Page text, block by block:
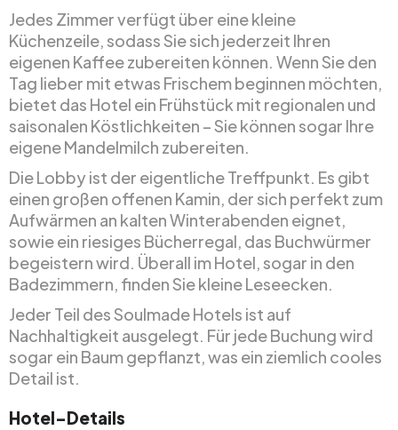
Jedes Zimmer verfügt über eine kleine
Küchenzeile, sodass Sie sich jederzeit Ihren
eigenen Kaffee zubereiten können. Wenn Sie den
Tag lieber mit etwas Frischem beginnen möchten,
bietet das Hotel ein Frühstück mit regionalen und
saisonalen Köstlichkeiten – Sie können sogar Ihre
eigene Mandelmilch zubereiten.
Die Lobby ist der eigentliche Treffpunkt. Es gibt
einen großen offenen Kamin, der sich perfekt zum
Aufwärmen an kalten Winterabenden eignet,
sowie ein riesiges Bücherregal, das Buchwürmer
begeistern wird. Überall im Hotel, sogar in den
Badezimmern, finden Sie kleine Leseecken.
Jeder Teil des Soulmade Hotels ist auf
Nachhaltigkeit ausgelegt. Für jede Buchung wird
sogar ein Baum gepflanzt, was ein ziemlich cooles
Detail ist.
Hotel-Details